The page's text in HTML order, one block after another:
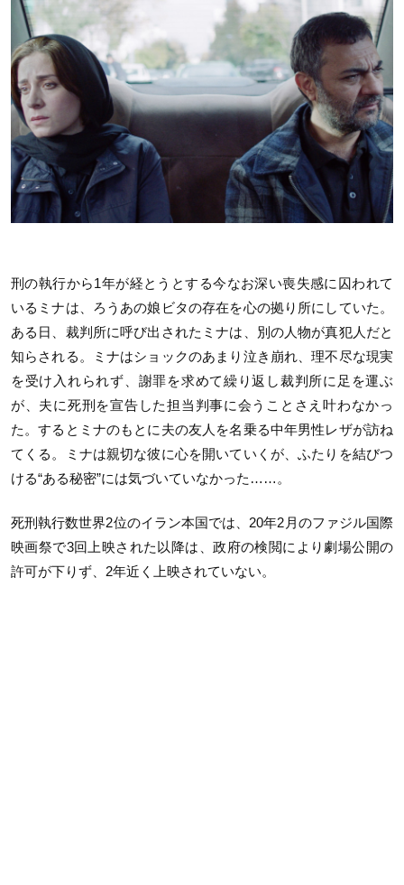
刑の執行から1年が経とうとする今なお深い喪失感に囚われて
いるミナは、ろうあの娘ビタの存在を心の拠り所にしていた。
ある日、裁判所に呼び出されたミナは、別の人物が真犯人だと
知らされる。ミナはショックのあまり泣き崩れ、理不尽な現実
を受け入れられず、謝罪を求めて繰り返し裁判所に足を運ぶ
が、夫に死刑を宣告した担当判事に会うことさえ叶わなかっ
た。するとミナのもとに夫の友人を名乗る中年男性レザが訪ね
てくる。ミナは親切な彼に心を開いていくが、ふたりを結びつ
ける“ある秘密”には気づいていなかった……。
死刑執行数世界2位のイラン本国では、20年2月のファジル国際
映画祭で3回上映された以降は、政府の検閲により劇場公開の
許可が下りず、2年近く上映されていない。